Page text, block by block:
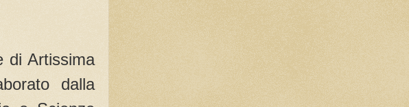
di Artissima
dalla